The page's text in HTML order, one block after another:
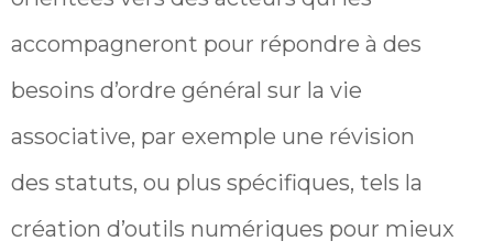
accompagneront pour répondre à des
besoins d’ordre général sur la vie
associative, par exemple une révision
des statuts, ou plus spécifiques, tels la
création d’outils numériques pour mieux